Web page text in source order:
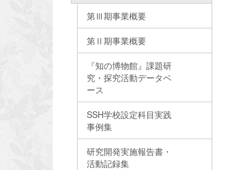
第Ⅲ期事業概要
第Ⅱ期事業概要
『知の博物館』課題研
究・探究活動データベ
ース
SSH学校設定科目実践
事例集
研究開発実施報告書・
活動記録集